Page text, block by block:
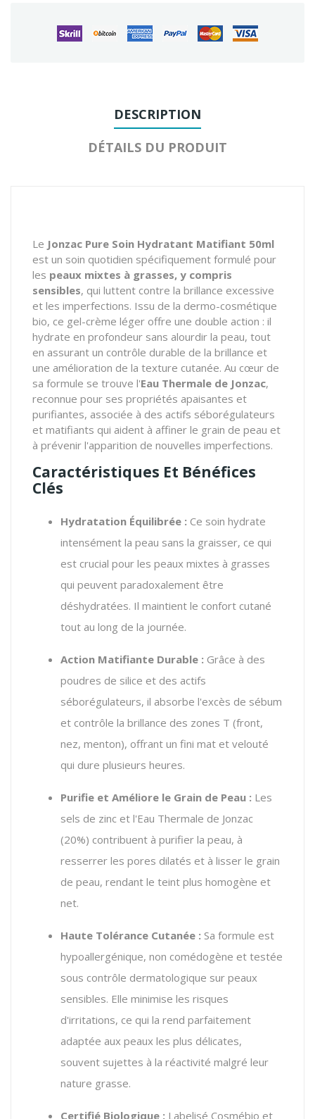
DESCRIPTION
DÉTAILS DU PRODUIT
Le Jonzac Pure Soin Hydratant Matifiant 50ml
est un soin quotidien spécifiquement formulé pour
les peaux mixtes à grasses, y compris
sensibles, qui luttent contre la brillance excessive
et les imperfections. Issu de la dermo-cosmétique
bio, ce gel-crème léger offre une double action : il
hydrate en profondeur sans alourdir la peau, tout
en assurant un contrôle durable de la brillance et
une amélioration de la texture cutanée. Au cœur de
sa formule se trouve l'Eau Thermale de Jonzac,
reconnue pour ses propriétés apaisantes et
purifiantes, associée à des actifs séborégulateurs
et matifiants qui aident à affiner le grain de peau et
à prévenir l'apparition de nouvelles imperfections.
Caractéristiques Et Bénéfices
Clés
Hydratation Équilibrée : Ce soin hydrate
intensément la peau sans la graisser, ce qui
est crucial pour les peaux mixtes à grasses
qui peuvent paradoxalement être
déshydratées. Il maintient le confort cutané
tout au long de la journée.
Action Matifiante Durable : Grâce à des
poudres de silice et des actifs
séborégulateurs, il absorbe l'excès de sébum
et contrôle la brillance des zones T (front,
nez, menton), offrant un fini mat et velouté
qui dure plusieurs heures.
Purifie et Améliore le Grain de Peau : Les
sels de zinc et l'Eau Thermale de Jonzac
(20%) contribuent à purifier la peau, à
resserrer les pores dilatés et à lisser le grain
de peau, rendant le teint plus homogène et
net.
Haute Tolérance Cutanée : Sa formule est
hypoallergénique, non comédogène et testée
sous contrôle dermatologique sur peaux
sensibles. Elle minimise les risques
d'irritations, ce qui la rend parfaitement
adaptée aux peaux les plus délicates,
souvent sujettes à la réactivité malgré leur
nature grasse.
Certifié Biologique : Labelisé Cosmébio et